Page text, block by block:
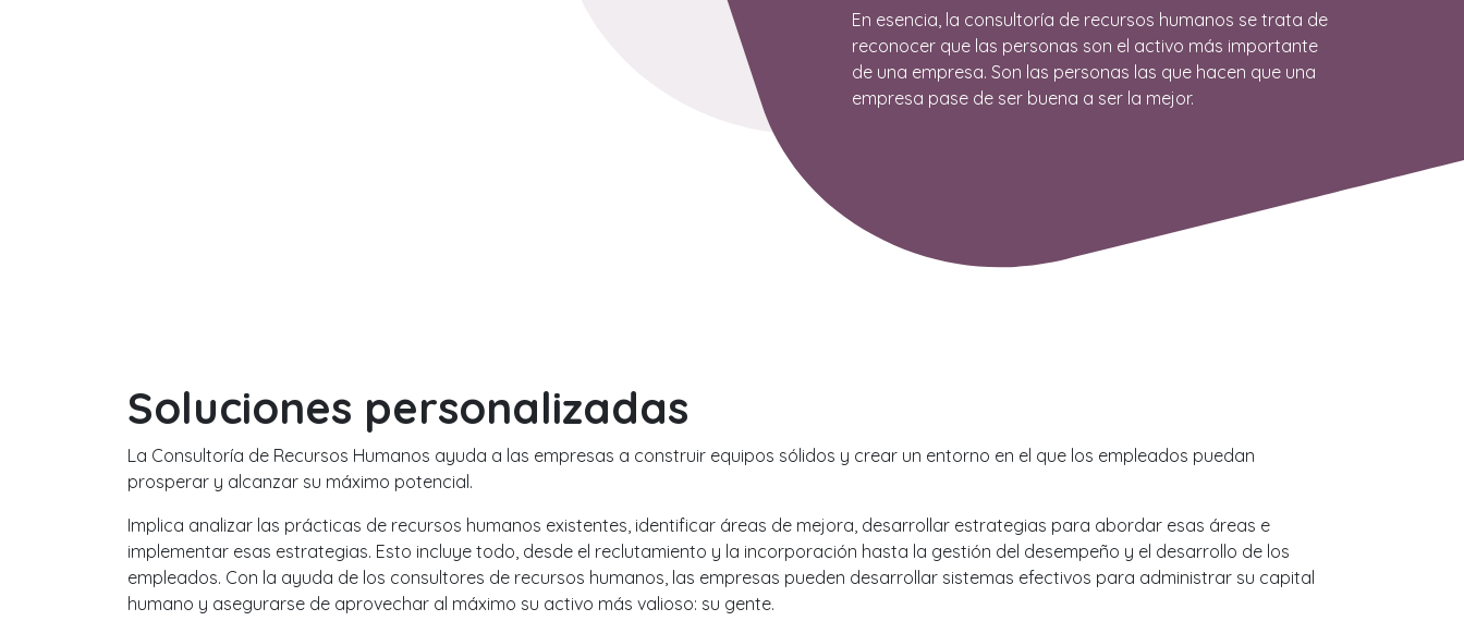
En esencia, la consultoría de recursos humanos se trata de
reconocer que las personas son el activo más importante
de una empresa. Son las personas las que hacen que una
empresa pase de ser buena a ser la mejor.
Soluciones personalizadas
La Consultoría de Recursos Humanos ayuda a las empresas a construir equipos sólidos y crear un entorno en el que los empleados puedan
prosperar y alcanzar su máximo potencial.
Implica analizar las prácticas de recursos humanos existentes, identificar áreas de mejora, desarrollar estrategias para abordar esas áreas e
implementar esas estrategias. Esto incluye todo, desde el reclutamiento y la incorporación hasta la gestión del desempeño y el desarrollo de los
empleados. Con la ayuda de los consultores de recursos humanos, las empresas pueden desarrollar sistemas efectivos para administrar su capital
humano y asegurarse de aprovechar al máximo su activo más valioso: su gente.